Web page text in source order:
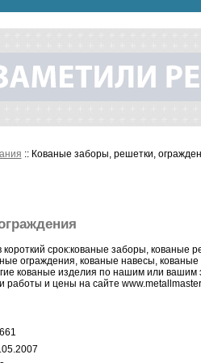
:: Кованые заборы, решетки,
срок:кованые заборы, кованые
ограждения, кованые навесы,
кованые изделия по нашим или вашим
и цены на сайте